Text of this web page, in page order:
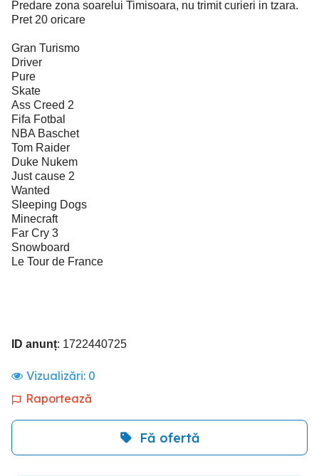
Predare zona soarelui Timisoara, nu trimit curieri in tzara.
Pret 20 oricare
Gran Turismo
Driver
Pure
Skate
Ass Creed 2
Fifa Fotbal
NBA Baschet
Tom Raider
Duke Nukem
Just cause 2
Wanted
Sleeping Dogs
Minecraft
Far Cry 3
Snowboard
Le Tour de France
ID anunț: 1722440725
Vizualizări: 0
Raportează
Fă ofertă